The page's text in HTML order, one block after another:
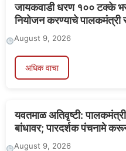
जायकवाडी धरण १०० टक्के
नियोजन करण्याचे
August 9, 2026
अधिक वाचा
यवतमाळ अतिवृष्टी:
बांधावर; पारदर्शक पंचनामे
August 9, 2026